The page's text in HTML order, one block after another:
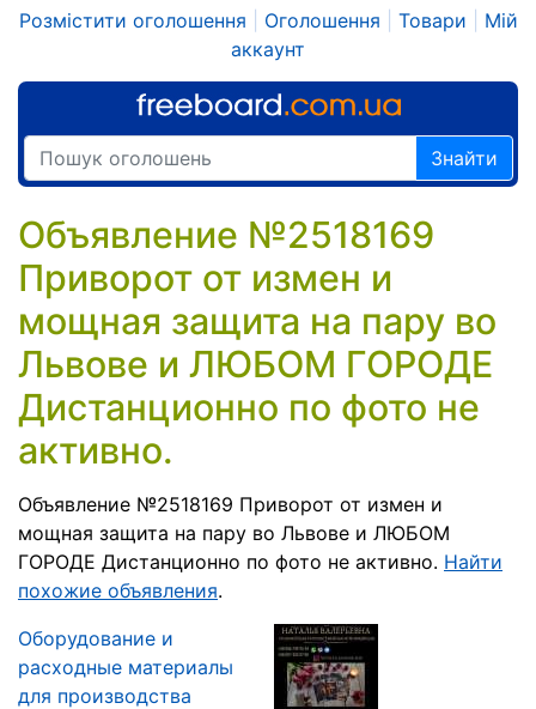
Розмістити оголошення Оголошення Товари
Мій
аккаунт
Знайти
Объявление №2518169
Приворот от измен и
мощная защита на пару во
Львове и ЛЮБОМ ГОРОДЕ
Дистанционно по фото не
активно.
Объявление №2518169 Приворот от измен и
мощная защита на пару во Львове и ЛЮБОМ
ГОРОДЕ Дистанционно по фото не активно. Найти
похожие объявления.
Оборудование и
расходные материалы
для производства